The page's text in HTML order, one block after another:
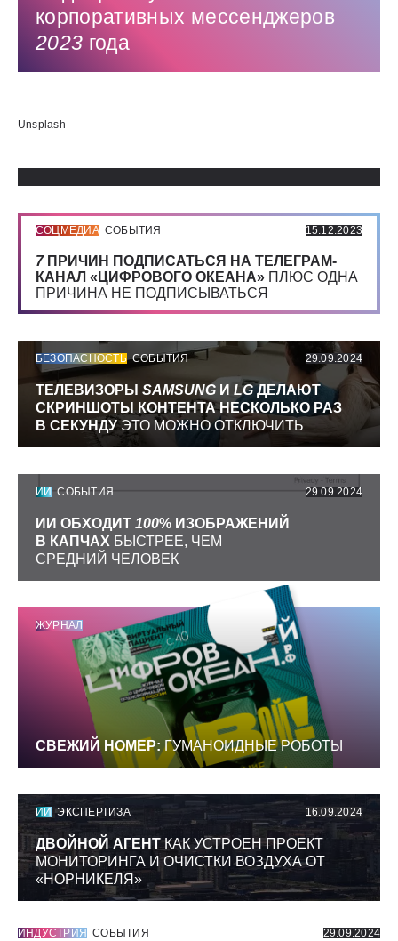
корпоративных мессенджеров
2023 года
Использованные источники:
Unsplash
СОЦМЕДИА СОБЫТИЯ 15.12.2023
7 ПРИЧИН ПОДПИСАТЬСЯ НА ТЕЛЕГРАМ-
КАНАЛ «ЦИФРОВОГО ОКЕАНА» ПЛЮС ОДНА
ПРИЧИНА НЕ ПОДПИСЫВАТЬСЯ
БЕЗОПАСНОСТЬ СОБЫТИЯ 29.09.2024
ТЕЛЕВИЗОРЫ SAMSUNG И LGДЕЛАЮТ
СКРИНШОТЫ КОНТЕНТА НЕСКОЛЬКО РАЗ
В СЕКУНДУЭТО МОЖНО ОТКЛЮЧИТЬ
ИИ СОБЫТИЯ 29.09.2024
ИИ ОБХОДИТ 100% ИЗОБРАЖЕНИЙ
В КАПЧАХ БЫСТРЕЕ, ЧЕМ
СРЕДНИЙ ЧЕЛОВЕК
ЖУРНАЛ
СВЕЖИЙ НОМЕР: ГУМАНОИДНЫЕ РОБОТЫ
ИИ ЭКСПЕРТИЗА 16.09.2024
ДВОЙНОЙ АГЕНТКАК УСТРОЕН ПРОЕКТ
МОНИТОРИНГА И ОЧИСТКИ ВОЗДУХА ОТ
«НОРНИКЕЛЯ»
ИНДУСТРИЯ СОБЫТИЯ 29.09.2024